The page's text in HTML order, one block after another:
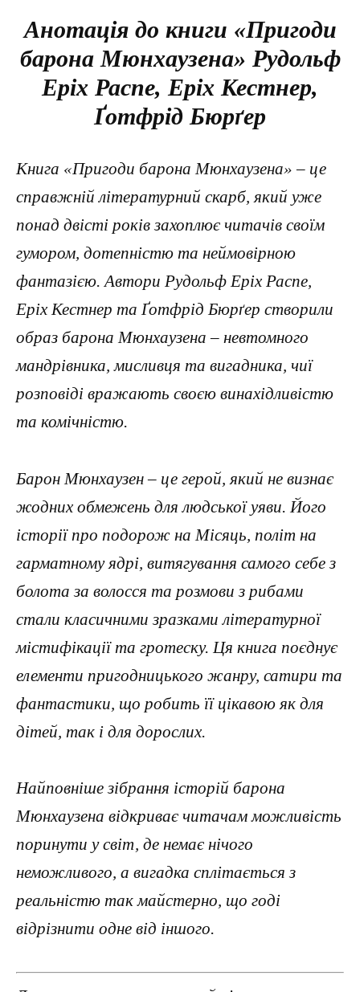
Анотація до книги «Пригоди
барона Мюнхаузена» Рудольф
Еріх Распе, Еріх Кестнер,
Ґотфрід Бюрґер
Книга «Пригоди барона Мюнхаузена» – це
справжній літературний скарб, який уже
понад двісті років захоплює читачів своїм
гумором, дотепністю та неймовірною
фантазією. Автори Рудольф Еріх Распе,
Еріх Кестнер та Ґотфрід Бюрґер створили
образ барона Мюнхаузена – невтомного
мандрівника, мисливця та вигадника, чиї
розповіді вражають своєю винахідливістю
та комічністю.
Барон Мюнхаузен – це герой, який не визнає
жодних обмежень для людської уяви. Його
історії про подорож на Місяць, політ на
гарматному ядрі, витягування самого себе з
болота за волосся та розмови з рибами
стали класичними зразками літературної
містифікації та гротеску. Ця книга поєднує
елементи пригодницького жанру, сатири та
фантастики, що робить її цікавою як для
дітей, так і для дорослих.
Найповніше зібрання історій барона
Мюнхаузена відкриває читачам можливість
поринути у світ, де немає нічого
неможливого, а вигадка сплітається з
реальністю так майстерно, що годі
відрізнити одне від іншого.